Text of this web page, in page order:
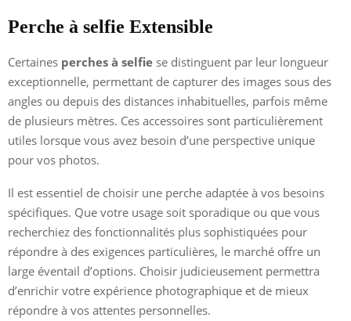
Perche à selfie Extensible
Certaines perches à selfie se distinguent par leur longueur
exceptionnelle, permettant de capturer des images sous des
angles ou depuis des distances inhabituelles, parfois même
de plusieurs mètres. Ces accessoires sont particulièrement
utiles lorsque vous avez besoin d’une perspective unique
pour vos photos.
Il est essentiel de choisir une perche adaptée à vos besoins
spécifiques. Que votre usage soit sporadique ou que vous
recherchiez des fonctionnalités plus sophistiquées pour
répondre à des exigences particulières, le marché offre un
large éventail d’options. Choisir judicieusement permettra
d’enrichir votre expérience photographique et de mieux
répondre à vos attentes personnelles.